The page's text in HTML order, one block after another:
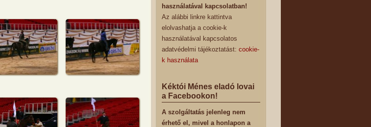
használatával kapcsolatban!
Az alábbi linkre kattintva
elolvashatja a cookie-k
használatával kapcsolatos
adatvédelmi tájékoztatást: cookie-
k használata
Kéktói Ménes eladó lovai
a Facebookon!
A szolgáltatás jelenleg nem
érhető el, mivel a honlapon a